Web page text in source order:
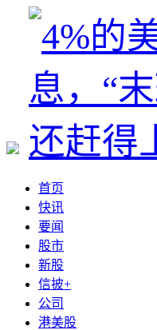
首页
快讯
要闻
股市
新股
信披+
公司
港美股